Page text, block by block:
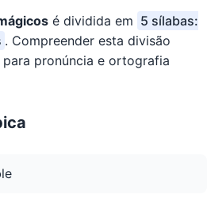
é dividida em 5 sílabas:
. Compreender esta divisão
para pronúncia e ortografia